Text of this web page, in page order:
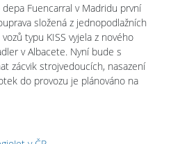
Fuencarral v Madridu první
složená z jednopodlažních
typu KISS vyjela z nového
v Albacete. Nyní bude s
zácvik strojvedoucích, nasazení
do provozu je plánováno na